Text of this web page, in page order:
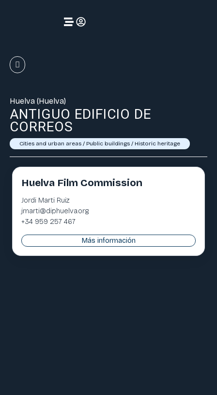
Huelva (Huelva)
ANTIGUO EDIFICIO DE
CORREOS
Cities and urban areas / Public buildings / Historic heritage
Huelva Film Commission
Jordi Marti Ruiz
jmarti@diphuelva.org
+34 959 257 467
Más información